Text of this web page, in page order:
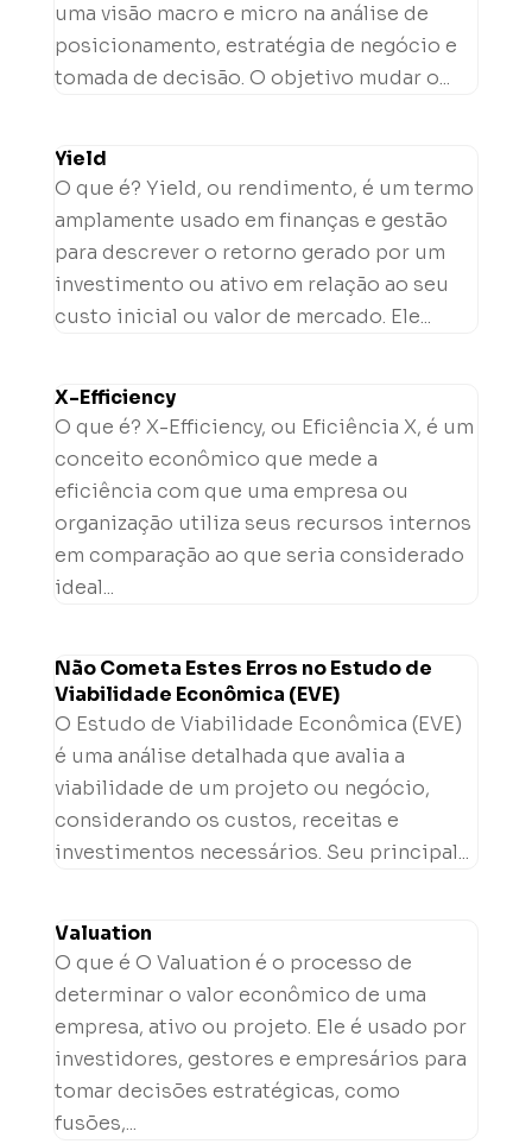
uma visão macro e micro na análise de
posicionamento, estratégia de negócio e
tomada de decisão. O objetivo mudar o...
Yield
O que é? Yield, ou rendimento, é um termo
amplamente usado em finanças e gestão
para descrever o retorno gerado por um
investimento ou ativo em relação ao seu
custo inicial ou valor de mercado. Ele...
X-Efficiency
O que é? X-Efficiency, ou Eficiência X, é um
conceito econômico que mede a
eficiência com que uma empresa ou
organização utiliza seus recursos internos
em comparação ao que seria considerado
ideal...
Não Cometa Estes Erros no Estudo de
Viabilidade Econômica (EVE)
O Estudo de Viabilidade Econômica (EVE)
é uma análise detalhada que avalia a
viabilidade de um projeto ou negócio,
considerando os custos, receitas e
investimentos necessários. Seu principal...
Valuation
O que é O Valuation é o processo de
determinar o valor econômico de uma
empresa, ativo ou projeto. Ele é usado por
investidores, gestores e empresários para
tomar decisões estratégicas, como
fusões,...